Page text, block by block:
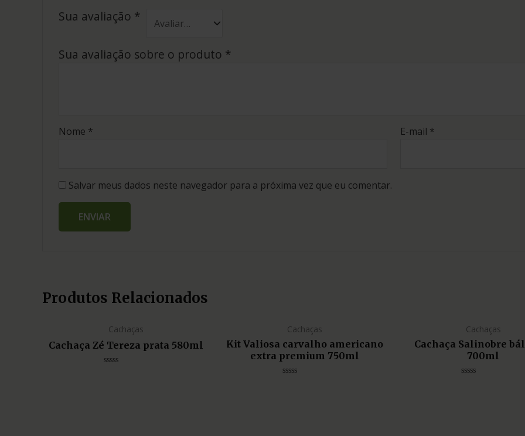
Sua avaliação *
Sua avaliação sobre o produto *
Nome * E-mail *
Salvar meus dados neste navegador para a próxima vez que eu comentar.
Produtos Relacionados
Cachaças
Cachaça Zé Tereza prata 580ml
Cachaças
Kit Valiosa carvalho americano
extra premium 750ml
Cachaças
Cachaça Salinobre
700ml